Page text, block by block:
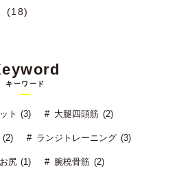
(18)
キーワード
ト (3) 大腿四頭筋 (2)
(2) ランジトレーニング (3)
お尻 (1) 腕橈骨筋 (2)